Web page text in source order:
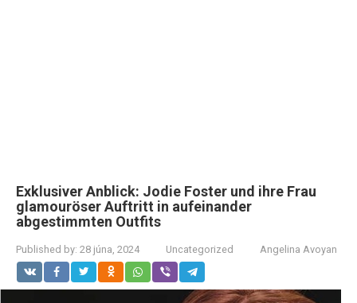
Exklusiver Anblick: Jodie Foster und ihre Frau
glamouröser Auftritt in aufeinander
abgestimmten Outfits
Published by: 28 júna, 2024 Uncategorized Angelina Avoyan